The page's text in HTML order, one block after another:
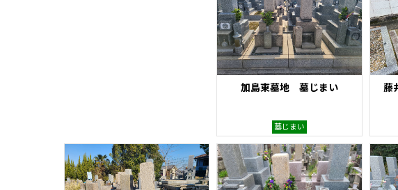
加島東墓地 墓じまい
墓じまい
藤